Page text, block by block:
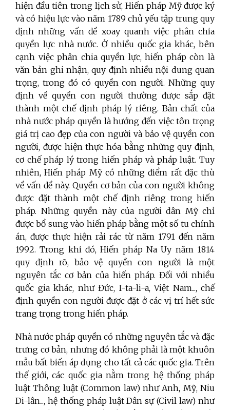
hiện đầu tiên trong lịch sử, Hiến pháp Mỹ được ký
và có hiệu lực vào năm 1789 chủ yếu tập trung quy
định những vấn đề xoay quanh việc phân chia
quyền lực nhà nước. Ở nhiều quốc gia khác, bên
cạnh việc phân chia quyền lực, hiến pháp còn là
văn bản ghi nhận, quy định nhiều nội dung quan
trọng, trong đó có quyền con người. Những quy
định về quyền con người thường được sắp đặt
thành một chế định pháp lý riêng. Bản chất của
nhà nước pháp quyền là hướng đến việc tôn trọng
giá trị cao đẹp của con người và bảo vệ quyền con
người, được hiện thực hóa bằng những quy định,
cơ chế pháp lý trong hiến pháp và pháp luật. Tuy
nhiên, Hiến pháp Mỹ có những điểm rất đặc thù
về vấn đề này. Quyền cơ bản của con người không
được đặt thành một chế định riêng trong hiến
pháp. Những quyền này của người dân Mỹ chỉ
được bổ sung vào hiến pháp bằng một số tu chính
án, được thực hiện rải rác từ năm 1791 đến năm
1992. Trong khi đó, Hiến pháp Na Uy năm 1814
quy định rõ, bảo vệ quyền con người là một
nguyên tắc cơ bản của hiến pháp. Đối với nhiều
quốc gia khác, như Đức, I-ta-li-a, Việt Nam..., chế
định quyền con người được đặt ở các vị trí hết sức
trang trọng trong hiến pháp.
Nhà nước pháp quyền có những nguyên tắc và đặc
trưng cơ bản, nhưng đó không phải là một khuôn
mẫu bất biến áp dụng cho tất cả các quốc gia. Trên
thế giới, các quốc gia nằm trong hệ thống pháp
luật Thông luật (Common law) như Anh, Mỹ, Niu
Di-lân..., hệ thống pháp luật Dân sự (Civil law) như